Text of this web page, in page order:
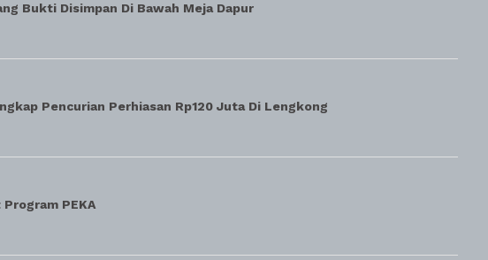
Bukti Disimpan Di Bawah Meja Dapur
Pencurian Perhiasan Rp120 Juta Di Lengkong
PEKA